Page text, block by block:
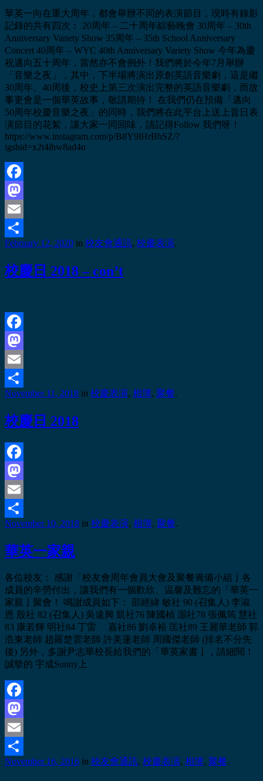
華英一向在重大周年，都會舉辦不同的表演節目，現時有錄影
記錄的共有四次︰ 20周年 – 二十周年綜藝晚會 30周年 – 30th
Anniversary Variety Show 35周年 – 35th School Anniversary
Concert 40周年 – WYC 40th Anniversary Variety Show 今年為慶
祝邁向五十周年，當然亦不會例外！我們將於今年7月舉辦
「音樂之夜」，其中，下半場將演出原創英語音樂劇，這是繼
30周年、40周後，校史上第三次演出完整的英語音樂劇，而故
事更會是一個華英故事，敬請期待！ 在我們仍在預備「邁向
50周年校慶音樂之夜」的同時，我們將在此平台上送上昔日表
演節目的花絮，讓大家一同回味，請記得Follow 我們呀！
https://www.instagram.com/p/B8Y9lHrBhSZ/?
igshid=x2t4ihw8ad4n
Facebook
Mastodon
Email
Share
February 12, 2020 in 校友會通訊, 校慶表演.
校慶日 2018 – con’t
Facebook
Mastodon
Email
Share
November 11, 2018 in 校慶表演, 相簿, 聚餐.
校慶日 2018
Facebook
Mastodon
Email
Share
November 10, 2018 in 校慶表演, 相簿, 聚餐.
華英一家親
各位校友： 感謝「校友會周年會員大會及聚餐籌備小組亅各
成員的辛勞付出，讓我們有一個歡欣、温馨及難忘的「華英一
家親亅聚會！ 鳴謝成員如下： 邵經緯 敏社 90 (召集人) 李淑
恩 殷社 82 (召集人) 吳遠興 凱社76 陳國楨 灝社78 張佩筠 慧社
83 康若輝 明社84 丁雷 嘉社86 劉卓裕 匡社89 王麗華老師 郭
浩東老師 趙羅楚雲老師 許美蓮老師 周國傑老師 (排名不分先
後) 另外，多謝尹志華校長給我們的「華英家書亅，請細閱！
誠摰的 宇成Sunny上
Facebook
Mastodon
Email
Share
November 16, 2016 in 校友會通訊, 校慶表演, 相簿, 聚餐.